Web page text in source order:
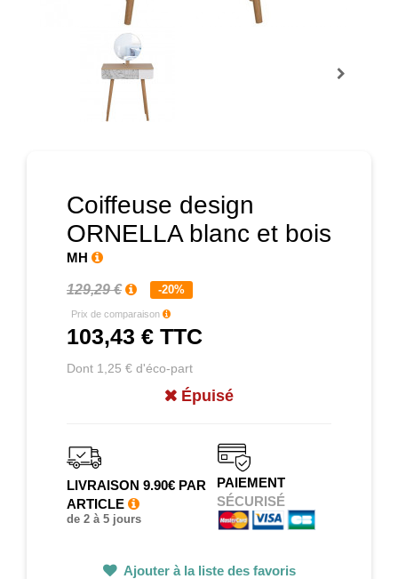
Coiffeuse design
ORNELLA blanc et bois
MH
129,29 € -20%
Prix de comparaison
103,43 € TTC
Dont 1,25 € d'éco-part
Épuisé
LIVRAISON 9.90€ PAR
ARTICLE
de 2 à 5 jours
PAIEMENT
SÉCURISÉ
Ajouter à la liste des favoris